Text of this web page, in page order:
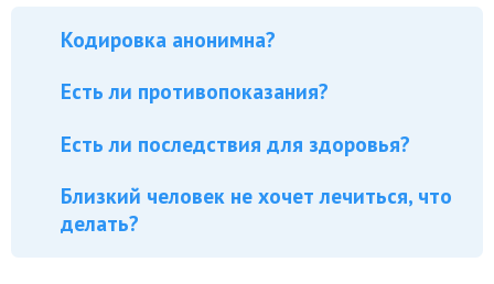
Кодировка анонимна?
Есть ли противопоказания?
Есть ли последствия для здоровья?
Близкий человек не хочет лечиться, что
делать?